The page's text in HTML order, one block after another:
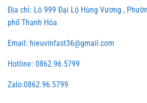
Địa chỉ: Lô 999 Đại Lộ Hùng Vương ,
phố Thanh Hóa
Email: hieuvinfast36@gmail.com
Hotline: 0862.96.5799
Zalo:0862.96.5799